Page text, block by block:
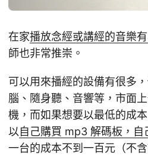
在家播放念經或講經的音樂
師也非常推崇。
可以用來播經的設備有很多
腦、隨身聽、音響等，市面
機，而如果想要以最低的成
以自己購買 mp3 解碼板，自
一台的成本不到一百元（不